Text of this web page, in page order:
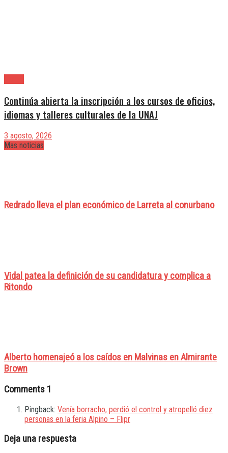
Continúa abierta la inscripción a los cursos de oficios,
idiomas y talleres culturales de la UNAJ
3 agosto, 2026
Mas noticias
Redrado lleva el plan económico de Larreta al conurbano
Vidal patea la definición de su candidatura y complica a
Ritondo
Alberto homenajeó a los caídos en Malvinas en Almirante
Brown
Comments 1
Pingback: Venía borracho, perdió el control y atropelló diez
personas en la feria Alpino – Flipr
Deja una respuesta